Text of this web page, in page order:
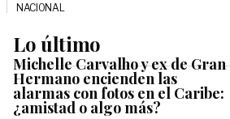
NACIONAL
Lo último
Michelle Carvalho y ex de Gran
Hermano encienden las
alarmas con fotos en el Caribe:
¿amistad o algo más?